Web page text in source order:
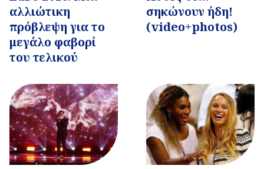
αλλιώτικη
πρόβλεψη για το
μεγάλο φαβορί
του τελικού
σηκώνουν ήδη!
(video+photos)